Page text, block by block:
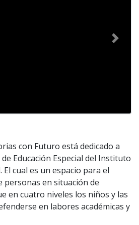
Next
con Futuro está dedicado a
Educación Especial del Instituto
cual es un espacio para el
en situación de
en cuatro niveles los niños y las
en labores académicas y